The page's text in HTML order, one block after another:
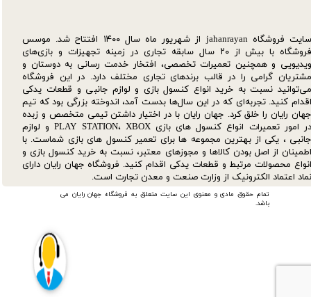
تمام حقوق مادی و معنوی این سایت متعلق به فروشگاه جهان رایان می
باشد.
سایت فروشگاه jahanrayan از شهریور ماه سال ۱۴۰۰ افتتاح شد. موسس
فروشگاه با بیش از ۲۰ سال سابقه تجاری در زمینه تجهیزات و بازی‌های
ویدیویی و همچنین تعمیرات تخصصی، افتخار خدمت رسانی به دوستان و
مشتریان گرامی را در قالب برندهای تجاری مختلف دارد. در این فروشگاه
می‌توانید نسبت به خرید انواع کنسول بازی و لوازم جانبی و قطعات یدکی‌
اقدام کنید. تجربه‌ای که در این سال‌ها بدست آمد، اندوخته بزرگی بود که تیم
جهان رایان را خلق کرد. جهان رایان با در اختیار داشتن تیمی متخصص و زبده
در امور تعمیرات انواع کنسول های بازی PLAY STATION، XBOX و لوازم
جانبی ، یکی از بهترین مجموعه ها برای تعمیر کنسول های بازی شماست. با
اطمینان از اصل بودن کالاها و مجوزهای معتبر، نسبت به خرید کنسول بازی و
انواع محصولات مرتبط و قطعات یدکی اقدام کنید. فروشگاه جهان رایان دارای
نماد اعتماد الکترونیک از وزارت صنعت و معدن تجارت است.